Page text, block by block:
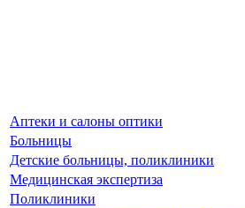
Аптеки и салоны оптики
Больницы
Детские больницы, поликлиники
Медицинская экспертиза
Поликлиники